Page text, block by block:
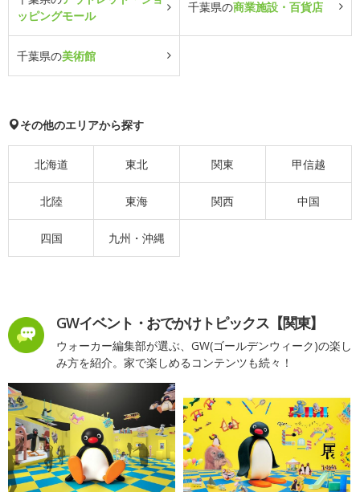
ッピングモール
千葉県の商業施設・百貨店
千葉県の美術館
その他のエリアから探す
北海道 東北 関東 甲信越
北陸 東海 関西 中国
四国 九州・沖縄
GWイベント・おでかけトピックス【関東】
ウォーカー編集部が選ぶ、GW(ゴールデンウィーク)の楽し
み方を紹介。家で楽しめるコンテンツも続々！